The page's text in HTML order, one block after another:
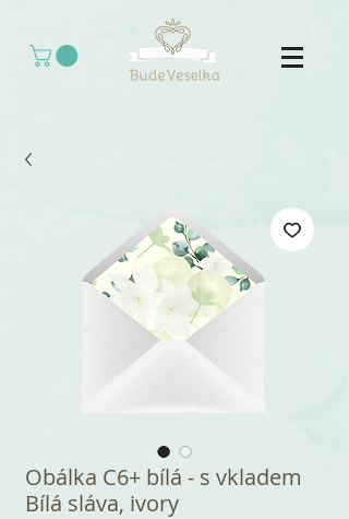
Obálka C6+ bílá - s vkladem
Bílá sláva, ivory